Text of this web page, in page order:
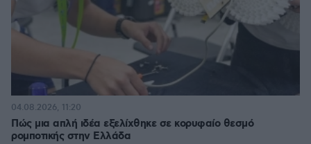
Πώς μια απλή ιδέα εξελίχθηκε σε κορυφαίο θεσμό
ρομποτικής στην Ελλάδα
04.08.2026, 11:20